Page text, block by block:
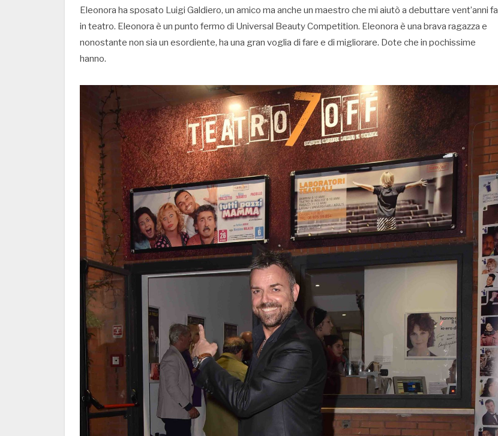
Eleonora ha sposato Luigi Galdiero, un amico ma anche un maestro che mi aiutò a debuttare vent’anni fa
in teatro. Eleonora è un punto fermo di Universal Beauty Competition. Eleonora è una brava ragazza e
nonostante non sia un esordiente, ha una gran voglia di fare e di migliorare. Dote che in pochissime
hanno.